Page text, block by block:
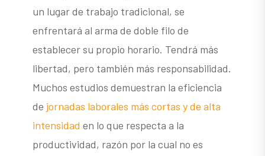
un lugar de trabajo tradicional, se
enfrentará al arma de doble filo de
establecer su propio horario. Tendrá más
libertad, pero también más responsabilidad.
Muchos estudios demuestran la eficiencia
de jornadas laborales más cortas y de alta
intensidad en lo que respecta a la
productividad, razón por la cual no es